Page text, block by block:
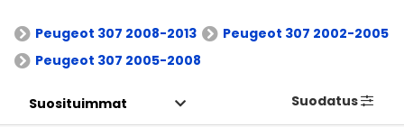
Peugeot 307 2008-2013
Peugeot 307 2002-2005
Peugeot 307 2005-2008
Suodatus